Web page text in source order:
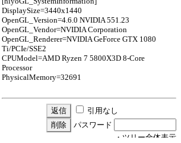
DisplaySize=3440x1440
OpenGL_Version=4.6.0 NVIDIA 551.23
OpenGL_Vendor=NVIDIA Corporation
OpenGL_Renderer=NVIDIA GeForce GTX 1080
Ti/PCIe/SSE2
CPUModel=AMD Ryzen 7 5800X3D 8-Core
Processor
PhysicalMemory=32691
引用なし
パスワード
・ツリー全体表示